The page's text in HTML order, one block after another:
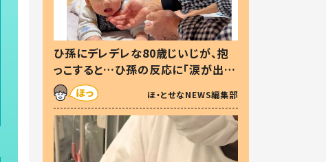
ひ孫にデレデレな80歳じいじが、抱
っこすると…ひ孫の反応に「涙が出ま
した」「可愛くて仕方ない」
ほ・とせなNEWS編集部